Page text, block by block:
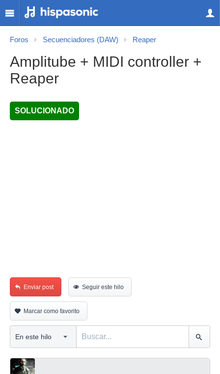
Foros Secuenciadores (DAW) Reaper
Amplitube + MIDI controller +
Reaper
SOLUCIONADO
Enviar post Seguir este hilo
Marcar como favorito